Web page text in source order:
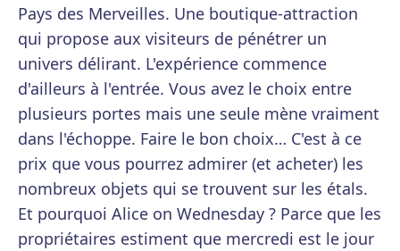
Pays des Merveilles. Une boutique-attraction
qui propose aux visiteurs de pénétrer un
univers délirant. L'expérience commence
d'ailleurs à l'entrée. Vous avez le choix entre
plusieurs portes mais une seule mène vraiment
dans l'échoppe. Faire le bon choix… C'est à ce
prix que vous pourrez admirer (et acheter) les
nombreux objets qui se trouvent sur les étals.
Et pourquoi Alice on Wednesday ? Parce que les
propriétaires estiment que mercredi est le jour